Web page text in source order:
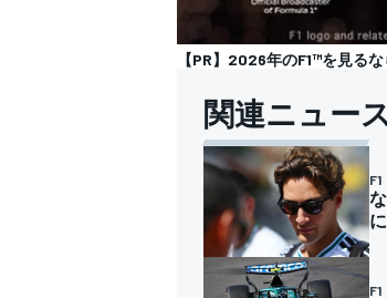
【PR】2026年のF1™を見る
関連ニュー
F1
F1